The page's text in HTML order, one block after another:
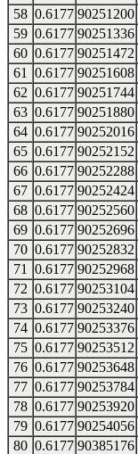
58 0.6177 90251200
59 0.6177 90251336
60 0.6177 90251472
61
0.6177 90251608
62 0.6177 90251744
63 0.6177 90251880
64 0.6177 90252016
65 0.6177 90252152
66 0.6177 90252288
67 0.6177 90252424
68 0.6177 90252560
69 0.6177 90252696
70 0.6177 90252832
71
0.6177 90252968
72 0.6177 90253104
73 0.6177 90253240
74 0.6177 90253376
75 0.6177 90253512
76 0.6177 90253648
77 0.6177 90253784
78 0.6177 90253920
79 0.6177 90254056
80 0.6177 90385176